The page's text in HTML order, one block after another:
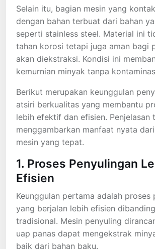
Selain itu, bagian mesin yang
dengan bahan terbuat dari bahan
seperti stainless steel. Material ini
tahan korosi tetapi juga aman bagi
akan diekstraksi. Kondisi ini
kemurnian minyak tanpa
Berikut merupakan keunggulan
atsiri berkualitas yang membantu
lebih efektif dan efisien. Penjelasan
menggambarkan manfaat nyata
mesin yang tepat.
1. Proses Penyulingan
Efisien
Keunggulan pertama adalah proses
yang berjalan lebih efisien
tradisional. Mesin penyuling
uap panas dapat mengekstrak
baik dari bahan baku.